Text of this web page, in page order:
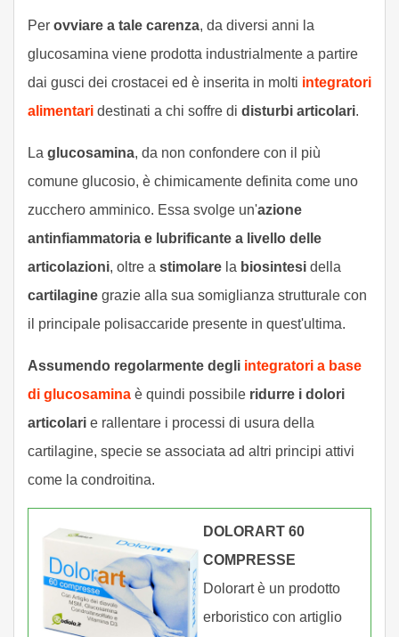
Per ovviare a tale carenza, da diversi anni la
glucosamina viene prodotta industrialmente a partire
dai gusci dei crostacei ed è inserita in molti integratori
alimentari destinati a chi soffre di disturbi articolari.
La glucosamina, da non confondere con il più
comune glucosio, è chimicamente definita come uno
zucchero amminico. Essa svolge un'azione
antinfiammatoria e lubrificante a livello delle
articolazioni, oltre a stimolare la biosintesi della
cartilagine grazie alla sua somiglianza strutturale con
il principale polisaccaride presente in quest'ultima.
Assumendo regolarmente degli integratori a base
di glucosamina è quindi possibile ridurre i dolori
articolari e rallentare i processi di usura della
cartilagine, specie se associata ad altri principi attivi
come la condroitina.
DOLORART 60
COMPRESSE
Dolorart è un prodotto
erboristico con artiglio